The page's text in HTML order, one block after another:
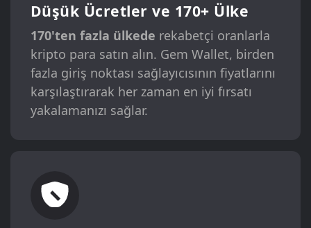
Düşük Ücretler ve 170+ Ülke
170'ten fazla ülkede rekabetçi oranlarla
kripto para satın alın. Gem Wallet, birden
fazla giriş noktası sağlayıcısının fiyatlarını
karşılaştırarak her zaman en iyi fırsatı
yakalamanızı sağlar.